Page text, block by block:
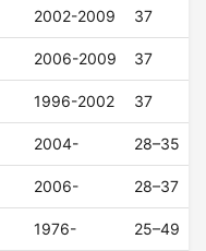
2002-2009 37
2006-2009 37
1996-2002 37
2004- 28–35
2006- 28–37
1976- 25–49